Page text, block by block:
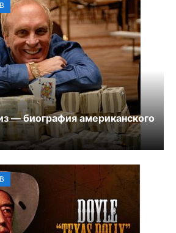
— биография американского